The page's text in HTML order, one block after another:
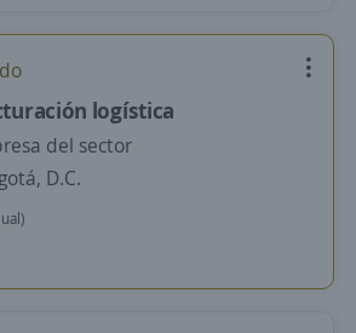
logística
del sector
D.C.